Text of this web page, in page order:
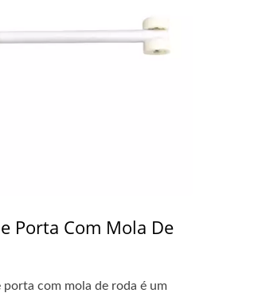
Porta Com Mola De
porta com mola de roda é um